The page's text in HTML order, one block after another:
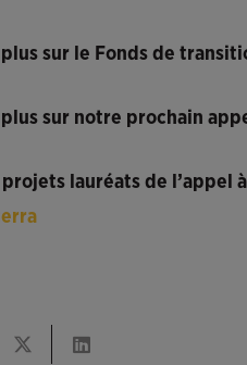
plus sur le Fonds de
plus sur notre prochain
lauréats de l’appel